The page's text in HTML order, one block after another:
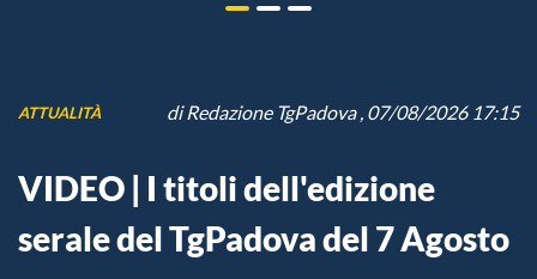
ATTUALITÀ diRedazione TgPadova, 07/08/2026 17:15
VIDEO | I titoli dell'edizione
serale del TgPadova del 7 Agosto